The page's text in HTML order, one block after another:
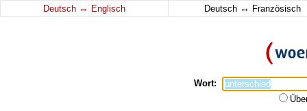
Deutsch ↔ Englisch Deutsch ↔ Französisch
Wort: